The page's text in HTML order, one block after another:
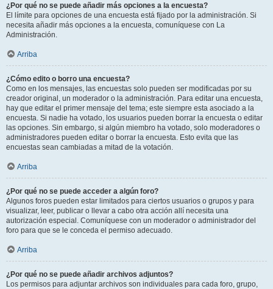
¿Por qué no se puede añadir más opciones a la encuesta?
El límite para opciones de una encuesta está fijado por la administración. Si
necesita añadir más opciones a la encuesta, comuníquese con La
Administración.
Arriba
¿Cómo edito o borro una encuesta?
Como en los mensajes, las encuestas solo pueden ser modificadas por su
creador original, un moderador o la administración. Para editar una encuesta,
hay que editar el primer mensaje del tema; este siempre esta asociado a la
encuesta. Si nadie ha votado, los usuarios pueden borrar la encuesta o editar
las opciones. Sin embargo, si algún miembro ha votado, solo moderadores o
administradores pueden editar o borrar la encuesta. Esto evita que las
encuestas sean cambiadas a mitad de la votación.
Arriba
¿Por qué no se puede acceder a algún foro?
Algunos foros pueden estar limitados para ciertos usuarios o grupos y para
visualizar, leer, publicar o llevar a cabo otra acción allí necesita una
autorización especial. Comuníquese con un moderador o administrador del
foro para que se le conceda el permiso adecuado.
Arriba
¿Por qué no se puede añadir archivos adjuntos?
Los permisos para adjuntar archivos son individuales para cada foro, grupo,